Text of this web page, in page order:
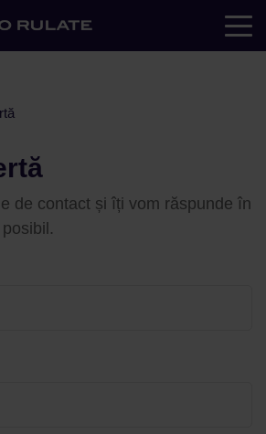
de contact și îți vom răspunde în